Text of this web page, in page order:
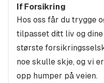
Velkommen til en trygg
Bertel O. Steen Telemark
Bertel O. Steen
If Forsikring
Hos oss får du trygge
tilpasset ditt liv og
største
noe skulle skje, og vi
opp humper på veien.